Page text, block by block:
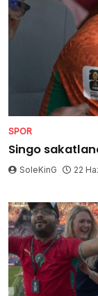
SPOR
Singo
SoleKinG 22